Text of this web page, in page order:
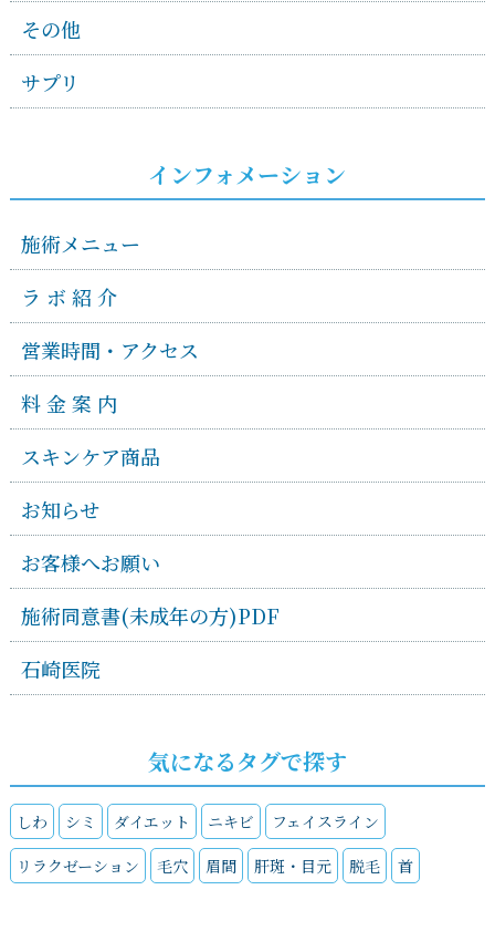
その他
サプリ
インフォメーション
施術メニュー
ラ ボ 紹 介
営業時間・アクセス
料 金 案 内
スキンケア商品
お知らせ
お客様へお願い
施術同意書(未成年の方)PDF
石崎医院
気になるタグで探す
しわ シミ ダイエット ニキビ
フェイスライン
リラクゼーション
毛穴 眉間 肝斑・目元 脱毛 首